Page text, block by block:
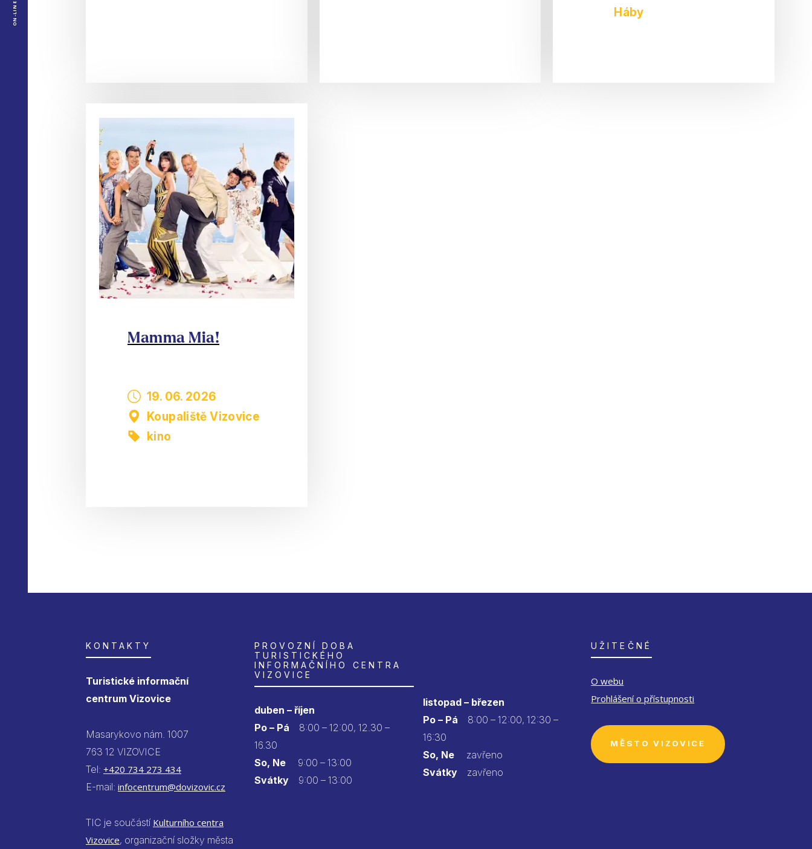
ON-LINE
Háby
Mamma Mia!
19. 06. 2026
Koupaliště Vizovice
kino
KONTAKTY
Turistické informační
centrum Vizovice
Masarykovo nám. 1007
763 12 VIZOVICE
Tel: +420 734 273 434
E-mail: infocentrum@dovizovic.cz
TIC je součástí Kulturního centra
Vizovice, organizační složky města
PROVOZNÍ DOBA
TURISTICKÉHO
INFORMAČNÍHO CENTRA
VIZOVICE
duben – říjen
Po – Pá
8:00 – 12:00, 12.30 –
16.30
So, Ne9:00 – 13:00
Svátky9:00 – 13:00
listopad – březen
Po – Pá 8:00 – 12:00, 12:30 –
16:30
So, Nezavřeno
Svátkyzavřeno
UŽITEČNÉ
O webu
Prohlášení o přístupnosti
MĚSTO VIZOVICE